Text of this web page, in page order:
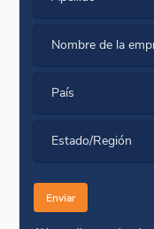
Nombre de la
País
Estado/Región